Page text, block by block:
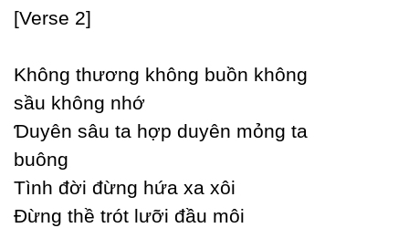
[Verse 2]
Không thương không buồn không
sầu không nhớ
Ɗuуên sâu ta hợp duуên mỏng ta
buông
Tình đời đừng hứa xa xôi
Đừng thề trót lưỡi đầu môi